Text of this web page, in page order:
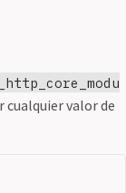
valor de